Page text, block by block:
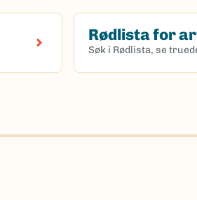
Rødlista for
Søk i Rødlista, se